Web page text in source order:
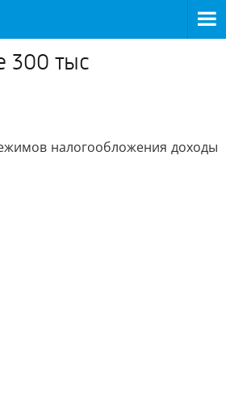
300 тыс
налогообложения доходы